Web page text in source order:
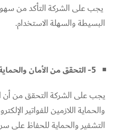
يجب على الشركة التأكد من
البسيطة والسهلة الاستخدام.
5- التحقق من الأمان والحماية:
يجب على الشركة التحقق من أن
والحماية اللازمين للفواتير
التشفير والحماية للحفاظ على